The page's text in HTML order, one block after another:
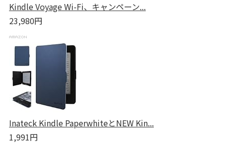
Kindle Voyage Wi-Fi、キャンペーン...
23,980円
Inateck Kindle PaperwhiteとNEW Kin...
1,991円